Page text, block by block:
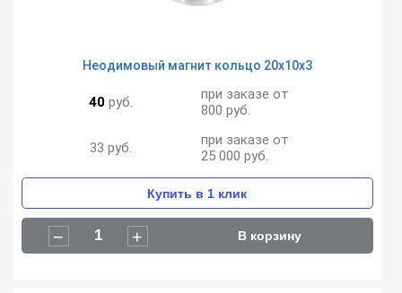
Неодимовый магнит кольцо 20х10х3
40 руб.
при заказе от
800 руб.
33 руб.
при заказе от
25 000 руб.